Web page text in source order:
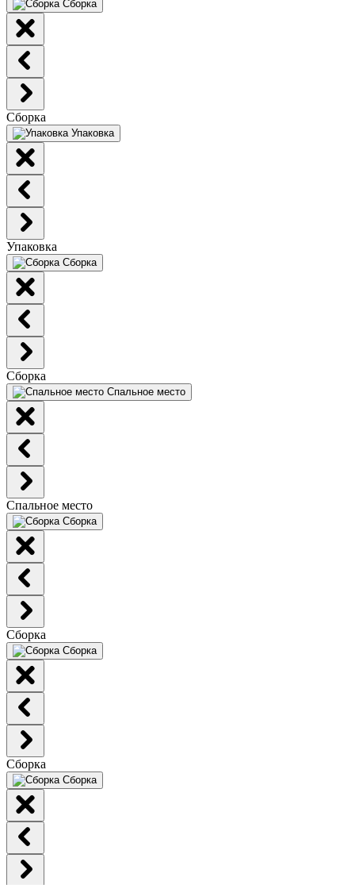
Сборка
Сборка
Упаковка
Упаковка
Сборка
Сборка
Спальное место
Спальное место
Сборка
Сборка
Сборка
Сборка
Сборка